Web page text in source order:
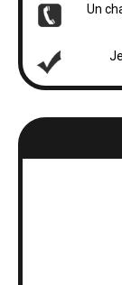
Un